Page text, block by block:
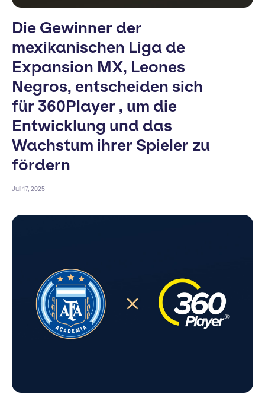
Die Gewinner der
mexikanischen Liga de
Expansion MX, Leones
Negros, entscheiden sich
für 360Player , um die
Entwicklung und das
Wachstum ihrer Spieler zu
fördern
Juli 17, 2025